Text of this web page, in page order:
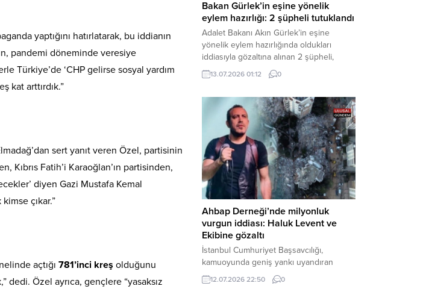
yaptığını hatırlatarak, bu iddianın
pandemi döneminde veresiye
Türkiye’de ‘CHP gelirse sosyal yardım
kat arttırdık.”
sert yanıt veren Özel, partisinin
Kıbrıs Fatih’i Karaoğlan’ın partisinden,
diyen Gazi Mustafa Kemal
çıkar.”
açtığı 781’inci kreş olduğunu
Özel ayrıca, gençlere “yasaksız
Bakan Gürlek’in eşine yönelik
eylem hazırlığı: 2 şüpheli tutuklandı
Adalet Bakanı Akın Gürlek’in eşine
yönelik eylem hazırlığında oldukları
iddiasıyla gözaltına alınan 2 şüpheli,
çıkarıldıkları mahkemece tutuklanarak
cezaevine gönderildi. Haber Merkezi –
tarafından yürütülen geniş kapsamlı
soruşturma çerçevesinde gözaltına
alınan şüphelilerin emniyetteki işlemleri
tamamlandı. Güvenlik birimlerindeki
sorgularının ardından yoğun güvenlik
önlemleri altında adliyeye sevk edilen
U.Y. ve...
13.07.2026 01:12 0
Ahbap Derneği’nde milyonluk
vurgun iddiası: Haluk Levent ve
Ekibine gözaltı
İstanbul Cumhuriyet Başsavcılığı,
kamuoyunda geniş yankı uyandıran
Ahbap Derneği’ne yönelik kapsamlı bir
soruşturma başlattığını ve Dernek
12.07.2026 22:50 0